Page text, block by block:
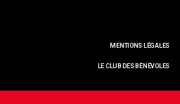
MENTIONS LÉGALES
LE CLUB DES BÉNÉVOLES